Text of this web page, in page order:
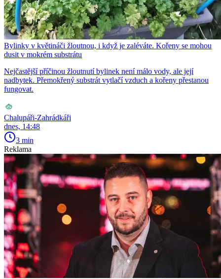
Bylinky v květináči žloutnou, i když je zaléváte. Kořeny se mohou
dusit v mokrém substrátu
Nejčastější příčinou žloutnutí bylinek není málo vody, ale její
nadbytek. Přemokřený substrát vytlačí vzduch a kořeny přestanou
fungovat.
Chalupáři-Zahrádkáři
dnes, 14:48
3 min
Reklama